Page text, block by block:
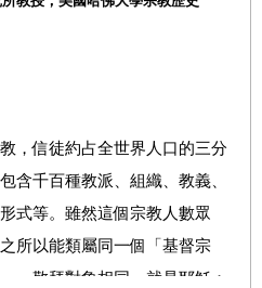
，信徒約占全世界人口的三分
含千百種教派、組織、教義、
式等。雖然這個宗教人數眾
所以能類屬同一個「基督宗
、敬拜對象相同，就是耶穌；